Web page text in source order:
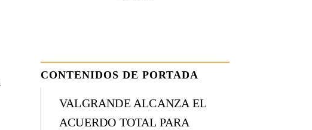
CONTENIDOS DE PORTADA
VALGRANDE ALCANZA EL
ACUERDO TOTAL PARA